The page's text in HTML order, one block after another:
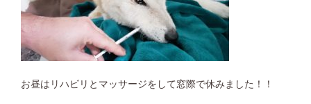
お昼はリハビリとマッサージをして窓際で休みました！！